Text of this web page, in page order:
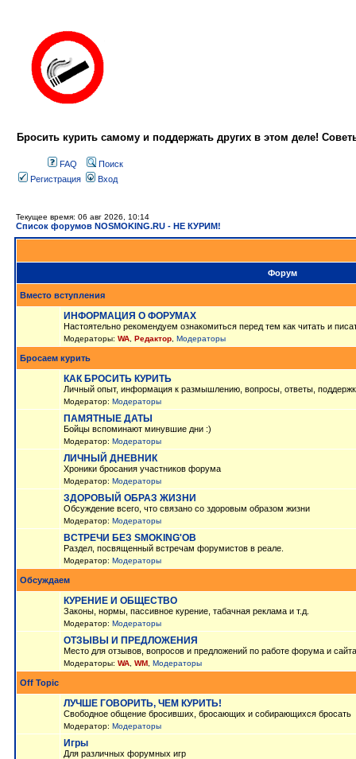
Бросить курить самому и поддержать других в этом деле!
FAQ
Поиск
Регистрация
Вход
Текущее время: 06 авг 2026, 10:14
Список форумов NOSMOKING.RU - НЕ КУРИМ!
Форум
Вместо вступления
ИНФОРМАЦИЯ О ФОРУМАХ
Настоятельно рекомендуем ознакомиться перед тем как читать и
Модераторы: WA Редактор Модераторы
Бросаем курить
КАК БРОСИТЬ КУРИТЬ
Личный опыт, информация к размышлению, вопросы, ответы,
Модератор: Модераторы
ПАМЯТНЫЕ ДАТЫ
Бойцы вспоминают минувшие дни :)
Модератор: Модераторы
ЛИЧНЫЙ ДНЕВНИК
Хроники бросания участников форума
Модератор: Модераторы
ЗДОРОВЫЙ ОБРАЗ ЖИЗНИ
Обсуждение всего, что связано со здоровым образом жизни
Модератор: Модераторы
ВСТРЕЧИ БЕЗ SMOKING'OB
Раздел, посвященный встречам форумистов в реале.
Модератор: Модераторы
Обсуждаем
КУРЕНИЕ И ОБЩЕСТВО
Законы, нормы, пассивное курение, табачная реклама и т.д.
Модератор: Модераторы
ОТЗЫВЫ И ПРЕДЛОЖЕНИЯ
Место для отзывов, вопросов и предложений по работе форума и сайта
Модераторы: WA WM Модераторы
Off Topic
ЛУЧШЕ ГОВОРИТЬ, ЧЕМ КУРИТЬ!
Свободное общение бросивших, бросающих и собирающихся бросать
Модератор: Модераторы
Игры
Для различных форумных игр